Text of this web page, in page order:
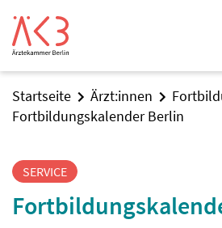
Startseite Ärzt:innen
Fortbildungskalender Berlin
SERVICE